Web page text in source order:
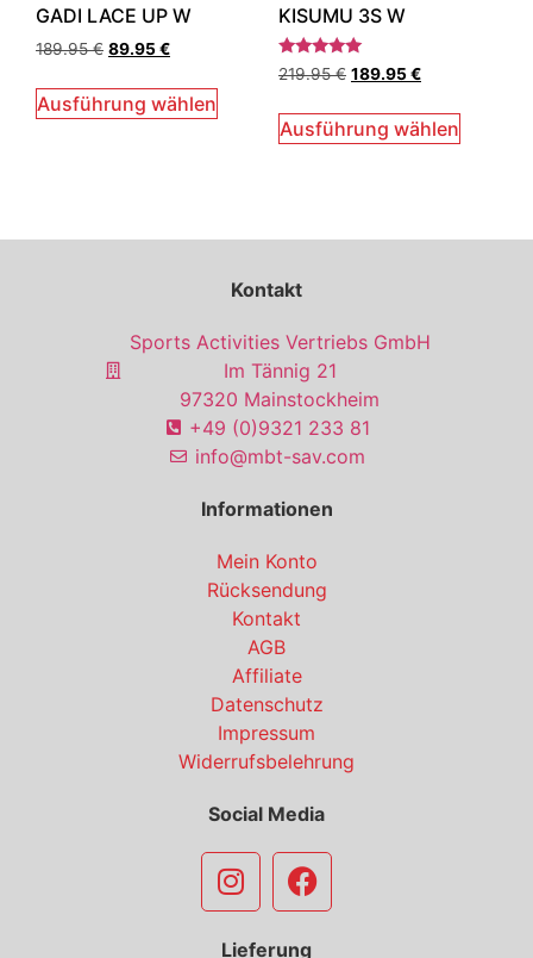
GADI LACE UP W
189.95€ 89.95€
Ausführung wählen
KISUMU 3S W
Bewertet
mit
von 5
219.95€ 189.95€
Ausführung wählen
Kontakt
Sports Activities Vertriebs GmbH
Im Tännig 21
97320 Mainstockheim
+49 (0)9321 233 81
info@mbt-sav.com
Informationen
Mein Konto
Rücksendung
Kontakt
AGB
Affiliate
Datenschutz
Impressum
Widerrufsbelehrung
Social Media
Lieferung